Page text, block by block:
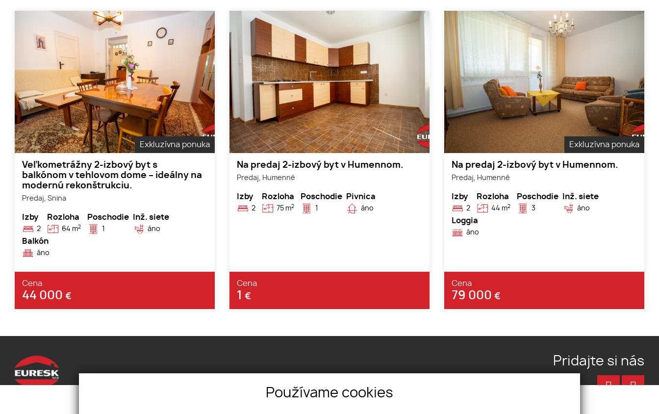
Exkluzívna ponuka
Veľkometrážny 2-izbový byt s
balkónom v tehlovom dome – ideálny na
modernú rekonštrukciu.
Predaj, Snina
Izby
2
Rozloha
64 m2
Poschodie
1
Inž. siete
áno
Balkón
áno
Cena
44 000 €
Na predaj 2-izbový byt v Humennom.
Predaj, Humenné
Izby
2
Rozloha
75 m2
Poschodie
1
Pivnica
áno
Cena
1 €
Exkluzívna ponuka
Na predaj 2-izbový byt v Humennom.
Predaj, Humenné
Izby
2
Rozloha
44 m2
Poschodie
3
Inž. siete
áno
Loggia
áno
Cena
79 000 €
Pridajte si nás
Používame cookies